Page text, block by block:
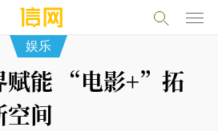
娱乐
赋能 “电影+”拓
空间